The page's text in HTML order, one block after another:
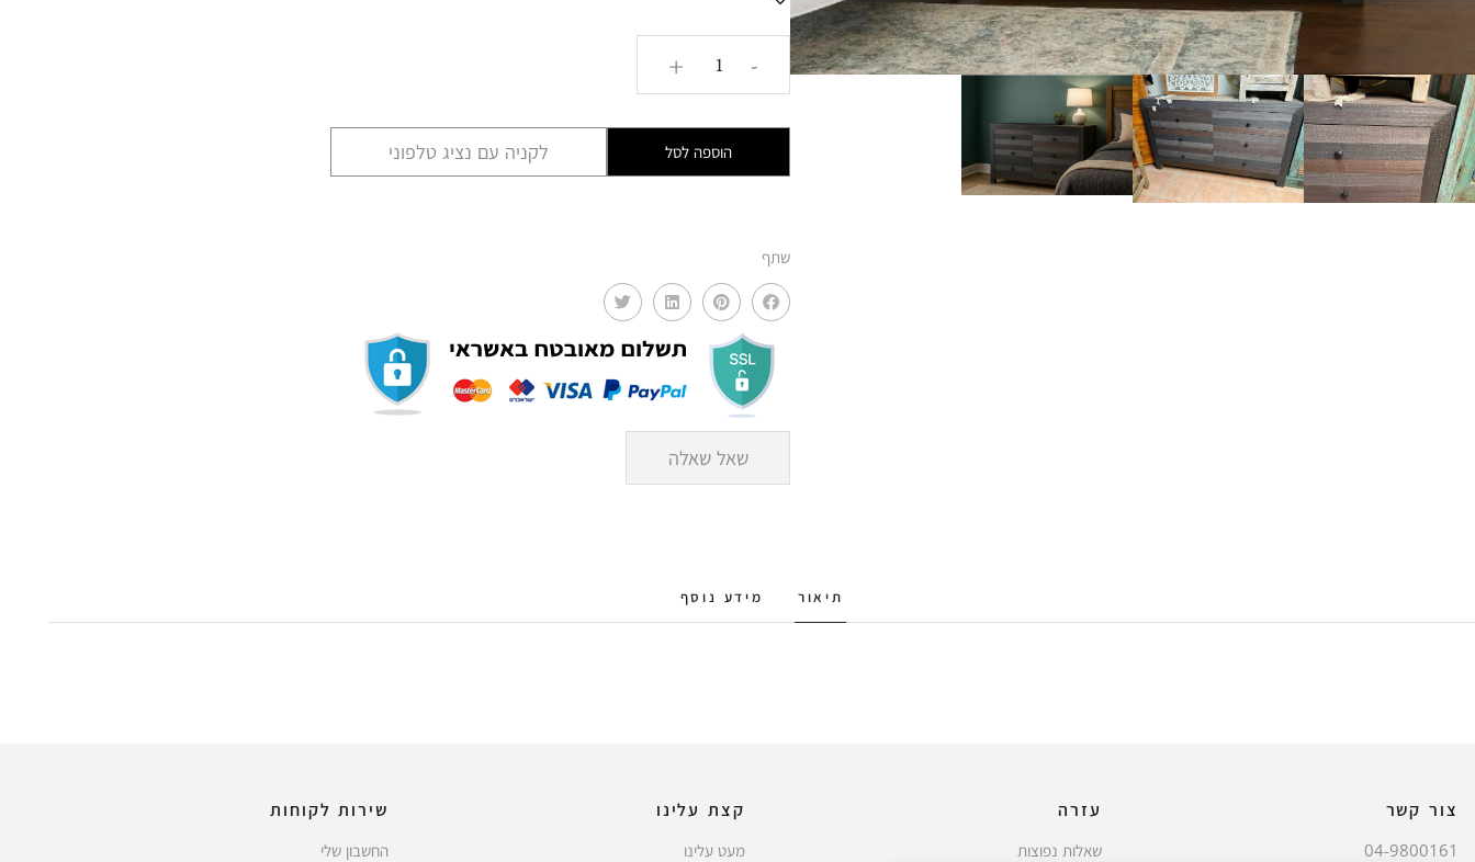
-
+
הוספה לסל לקניה עם נציג טלפוני
שתף
שאל שאלה
תיאור מידע נוסף
צור קשר
04-9800161
עזרה
שאלות נפוצות
קצת עלינו
מעט עלינו
שירות לקוחות
החשבון שלי